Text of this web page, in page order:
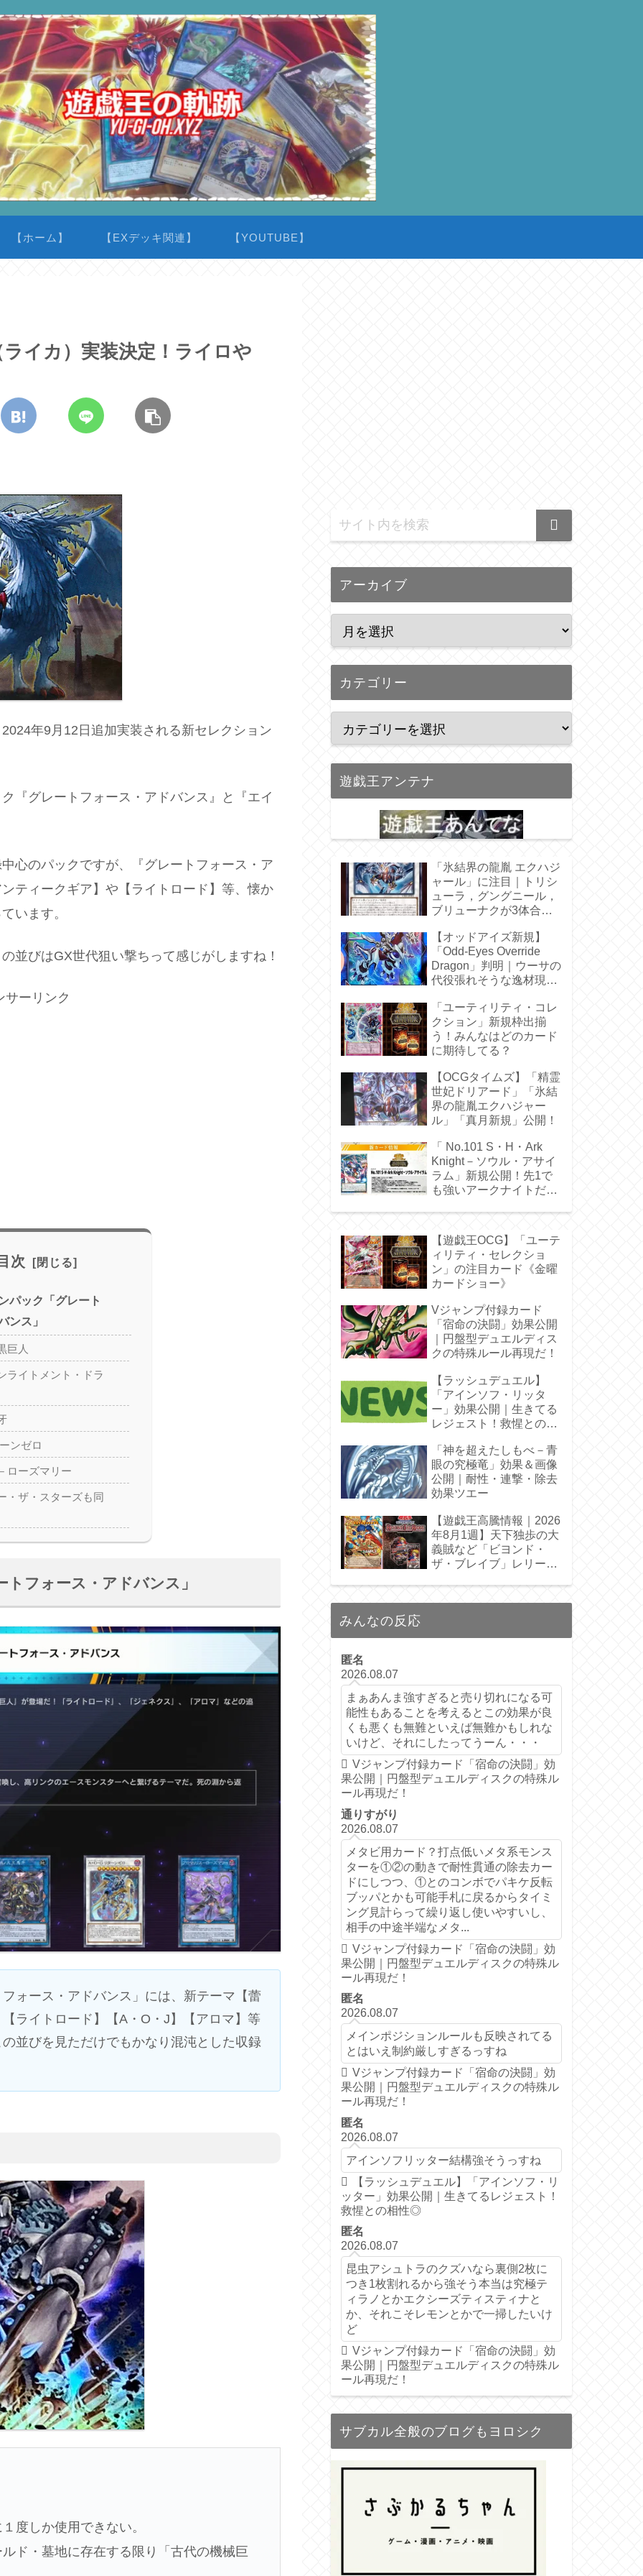
【ホーム】 【EXデッキ関連】 【YOUTUBE】
イカ）実装決定！ライロや
年9月12日追加実装される新セレクション
『グレートフォース・アドバンス』と『エイ
心のパックですが、『グレートフォース・ア
ティークギア】や【ライトロード】等、懐か
います。
並びはGX世代狙い撃ちって感じがしますね！
サーリンク
次
パック「グレート
ンス」
巨人
ライトメント・ドラ
ンゼロ
ローズマリー
・ザ・スターズも同
フォース・アドバンス」
ォース・アドバンス」には、新テーマ【蕾
ライトロード】【A・O・J】【アロマ】等
並びを見ただけでもかなり混沌とした収録
度しか使用できない。
ド・墓地に存在する限り「古代の機械巨
アーカイブ
カテゴリー
遊戯王アンテナ
「氷結界の龍胤 エクハジ
ャール」に注目｜トリシ
ューラ，グングニール，
ブリューナクが3体合
【オッドアイズ新規】
「Odd-Eyes Override
Dragon」判明｜ウーサの
代役張れそうな逸材現
「ユーティリティ・コレ
クション」新規枠出揃
う！みんなはどのカード
に期待してる？
【OCGタイムズ】「精霊
世妃ドリアード」「氷結
界の龍胤エクハジャー
ル」「真月新規」公開！
「 No.101 S・H・Ark
Knight－ソウル・アサイ
ラム」新規公開！先1で
も強いアークナイトだ
【遊戯王OCG】「ユーテ
ィリティ・セレクショ
ン」の注目カード《金曜
カードショー》
Vジャンプ付録カード
「宿命の決闘」効果公開
｜円盤型デュエルディス
クの特殊ルール再現だ！
【ラッシュデュエル】
「アインソフ・リッタ
ー」効果公開｜生きてる
レジェスト！救惺との相
「神を超えたしもべ－青
眼の究極竜」効果＆画像
公開｜耐性・連撃・除去
効果ツエー
【遊戯王高騰情報｜2026
年8月1週】天下独歩の大
義賊など「ビヨンド・
ザ・ブレイブ」レリーフ
みんなの反応
匿名
2026.08.07
まぁあんま強すぎると売り切れになる可
能性もあることを考えるとこの効果が良
くも悪くも無難といえば無難かもしれな
いけど、それにしたってうーん・・・
Vジャンプ付録カード「宿命の決闘」効
果公開｜円盤型デュエルディスクの特殊ル
ール再現だ！
通りすがり
2026.08.07
メタビ用カード？打点低いメタ系モンス
ターを①②の動きで耐性貫通の除去カー
ドにしつつ、①とのコンボでパキケ反転
ブッパとかも可能手札に戻るからタイミ
ング見計らって繰り返し使いやすいし、
相手の中途半端なメタ...
Vジャンプ付録カード「宿命の決闘」効
果公開｜円盤型デュエルディスクの特殊ル
ール再現だ！
匿名
2026.08.07
メインポジションルールも反映されてる
とはいえ制約厳しすぎるっすね
Vジャンプ付録カード「宿命の決闘」効
果公開｜円盤型デュエルディスクの特殊ル
ール再現だ！
匿名
2026.08.07
アインソフリッター結構強そうっすね
【ラッシュデュエル】「アインソフ・リ
ッター」効果公開｜生きてるレジェスト！
救惺との相性◎
匿名
2026.08.07
昆虫アシュトラのクズハなら裏側2枚に
つき1枚割れるから強そう本当は究極テ
ィラノとかエクシーズティスティナと
か、それこそレモンとかで一掃したいけ
ど
Vジャンプ付録カード「宿命の決闘」効
果公開｜円盤型デュエルディスクの特殊ル
ール再現だ！
サブカル全般のブログもヨロシク